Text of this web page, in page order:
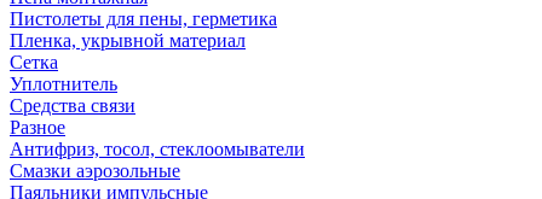
Пистолеты для пены, герметика
Пленка, укрывной материал
Сетка
Уплотнитель
Средства связи
Разное
Антифриз, тосол, стеклоомыватели
Смазки аэрозольные
Паяльники импульсные